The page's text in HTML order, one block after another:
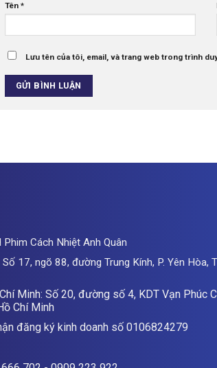
Tên *
Lưu tên của tôi, email, và trang web trong trình
Cách Nhiệt Anh Quân
17, ngõ 88, đường Trung Kính, P. Yên Hòa,
Minh: Số 20, đường số 4, KDT Vạn Phúc
Chí Minh
đăng ký kinh doanh số 0106824279